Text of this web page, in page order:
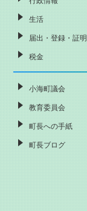
生活
届出・登録・証明
税金
小海町議会
教育委員会
町長への手紙
町長ブログ